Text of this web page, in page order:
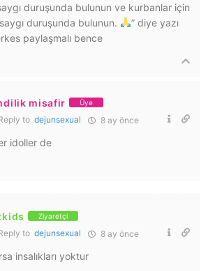
duruşunda bulunun ve kurbanlar için
duruşunda bulunun.
” diye yazı
paylaşmalı bence
misafir Üye
to dejunsexual 8 ay önce
idoller de
Ziyaretçi
to dejunsexual 8 ay önce
insalıkları yoktur